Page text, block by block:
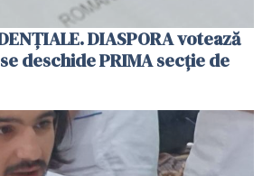
DIASPORA votează
deschide PRIMA secţie de